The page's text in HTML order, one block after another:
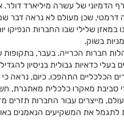
הדמיוני של עשרה מיליארד
דרמטי, שכן מעולם לא נראה דבר
שלילי שבו החברות הנפיקו
בשוק.
חברות הכרייה. בעבר, בתקופות
הכלכליים התהפכו. כיום, נראה
סביבת מאקרו כלכלית מאתגרת,
מייצרים עבור החברות תזרים
את המשקיעים הנאמנים